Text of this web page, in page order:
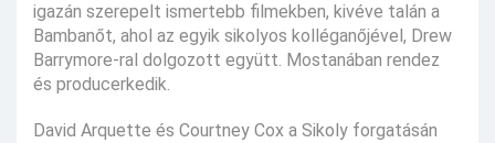
igazán szerepelt ismertebb filmekben, kivéve talán a
Bambanőt, ahol az egyik sikolyos kolléganőjével, Drew
Barrymore-ral dolgozott együtt. Mostanában rendez
és producerkedik.
David Arquette és Courtney Cox a Sikoly forgatásán